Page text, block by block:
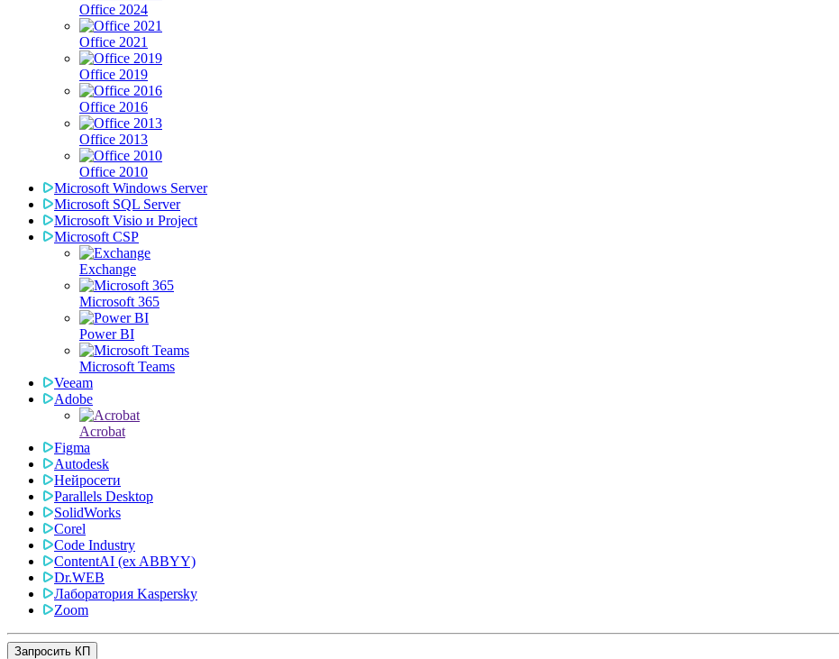
Office 2024
Office 2021
Office 2019
Office 2016
Office 2013
Office 2010
Microsoft Windows Server
Microsoft SQL Server
Microsoft Visio и Project
Microsoft CSP
Exchange
Microsoft 365
Power BI
Microsoft Teams
Veeam
Adobe
Acrobat
Figma
Autodesk
Нейросети
Parallels Desktop
SolidWorks
Corel
Code Industry
ContentAI (ex ABBYY)
Dr.WEB
Лаборатория Kaspersky
Zoom
Запросить КП